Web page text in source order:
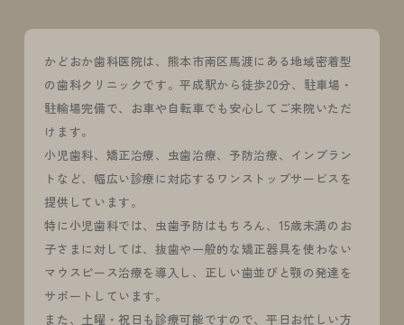
かどおか歯科医院は、熊本市南区馬渡にある地域密着型
の歯科クリニックです。平成駅から徒歩20分、駐車場・
駐輪場完備で、お車や自転車でも安心してご来院いただ
けます。
小児歯科、矯正治療、虫歯治療、予防治療、インプラン
トなど、幅広い診療に対応するワンストップサービスを
提供しています。
特に小児歯科では、虫歯予防はもちろん、15歳未満のお
子さまに対しては、抜歯や一般的な矯正器具を使わない
マウスピース治療を導入し、正しい歯並びと顎の発達を
サポートしています。
また、土曜・祝日も診療可能ですので、平日お忙しい方